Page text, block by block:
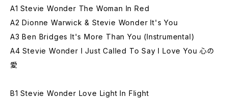
A1 Stevie Wonder The Woman In Red
A2 Dionne Warwick & Stevie Wonder It's You
A3 Ben Bridges It's More Than You (Instrumental)
A4 Stevie Wonder I Just Called To Say I Love You 心の
愛
B1 Stevie Wonder Love Light In Flight